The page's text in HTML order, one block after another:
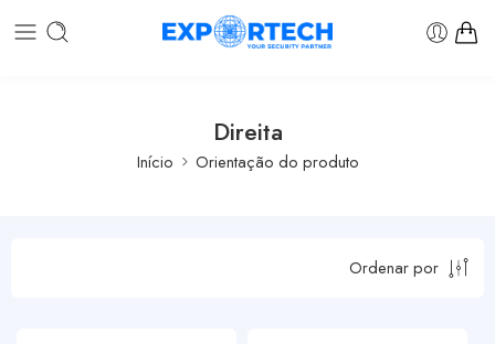
Direita
Início Orientação do produto
Ordenar por